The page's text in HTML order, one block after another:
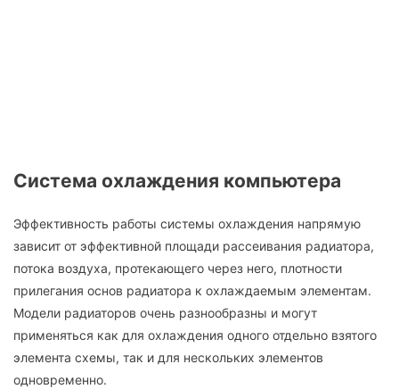
Система охлаждения компьютера
Эффективность работы системы охлаждения напрямую
зависит от эффективной площади рассеивания радиатора,
потока воздуха, протекающего через него, плотности
прилегания основ радиатора к охлаждаемым элементам.
Модели радиаторов очень разнообразны и могут
применяться как для охлаждения одного отдельно взятого
элемента схемы, так и для нескольких элементов
одновременно.